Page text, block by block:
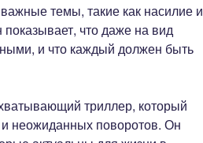
темы, такие как насилие и
что даже на вид
и что каждый должен быть
триллер, который
и неожиданных поворотов. Он